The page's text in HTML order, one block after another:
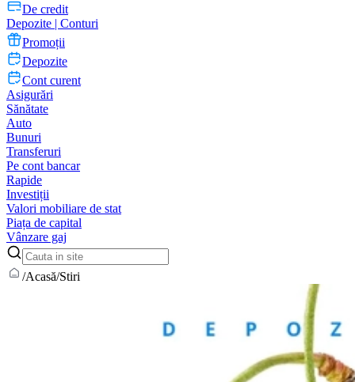
De credit
Depozite | Conturi
Promoții
Depozite
Cont curent
Asigurări
Sănătate
Auto
Bunuri
Transferuri
Pe cont bancar
Rapide
Investiții
Valori mobiliare de stat
Piața de capital
Vânzare gaj
/Acasă/Stiri